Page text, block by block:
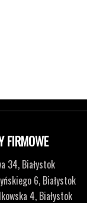
FIRMOWE
34, Białystok
6, Białystok
4, Białystok